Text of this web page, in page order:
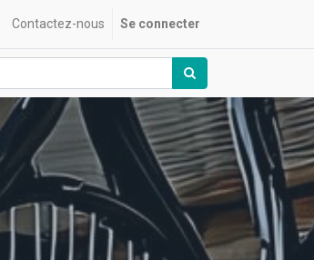
Contactez-nous Se connecter